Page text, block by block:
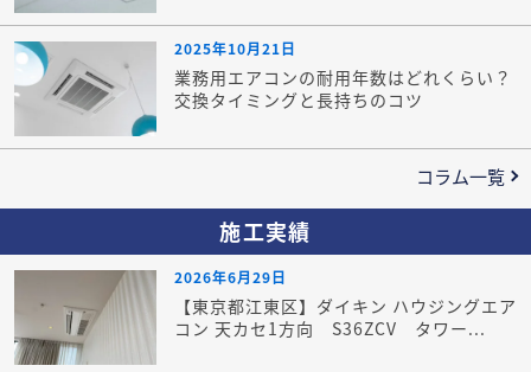
2025年10月21日
業務用エアコンの耐用年数はどれくらい？
交換タイミングと長持ちのコツ
コラム一覧
施工実績
2026年6月29日
【東京都江東区】ダイキン ハウジングエア
コン 天カセ1方向 S36ZCV タワー...